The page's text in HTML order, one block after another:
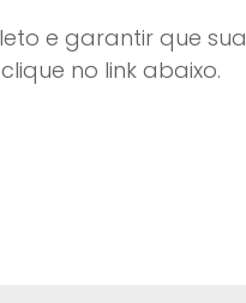
e garantir que
no link abaixo.